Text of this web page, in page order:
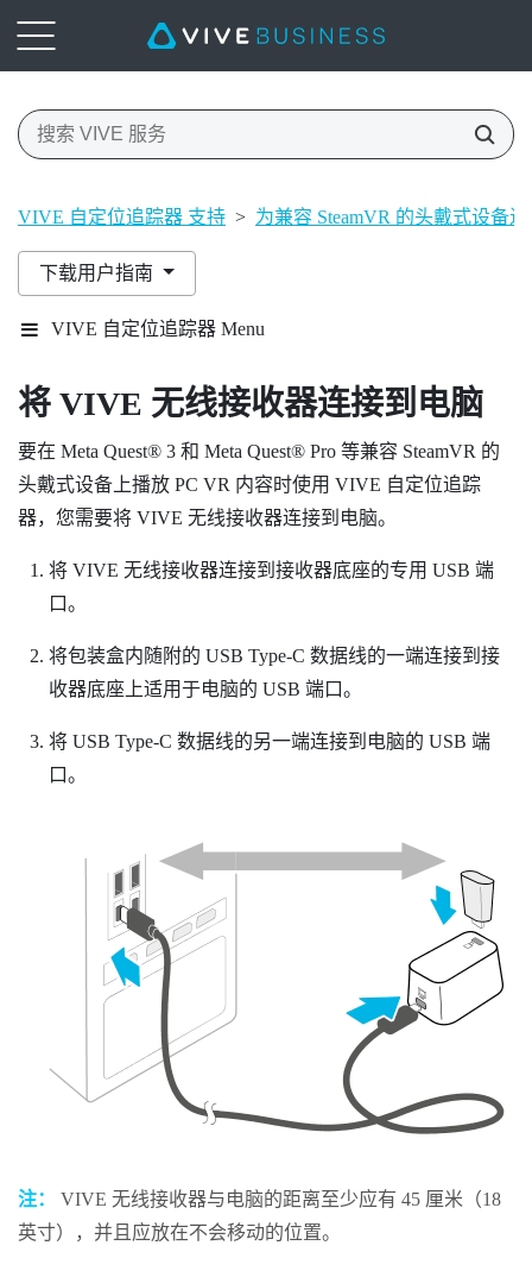
VIVE 自定位追踪器 支持 > 为兼容 SteamVR 的头戴式设备
下载用户指南
VIVE 自定位追踪器 Menu
将 VIVE 无线接收器连接到电脑
要在 Meta Quest® 3 和 Meta Quest® Pro 等兼容 SteamVR 的
头戴式设备上播放 PC VR 内容时使用 VIVE 自定位追踪
器，您需要将 VIVE 无线接收器连接到电脑。
将 VIVE 无线接收器连接到接收器底座的专用 USB 端
口。
将包装盒内随附的 USB Type-C 数据线的一端连接到接
收器底座上适用于电脑的 USB 端口。
将 USB Type-C 数据线的另一端连接到电脑的 USB 端
口。
注： VIVE 无线接收器与电脑的距离至少应有 45 厘米（18
英寸），并且应放在不会移动的位置。